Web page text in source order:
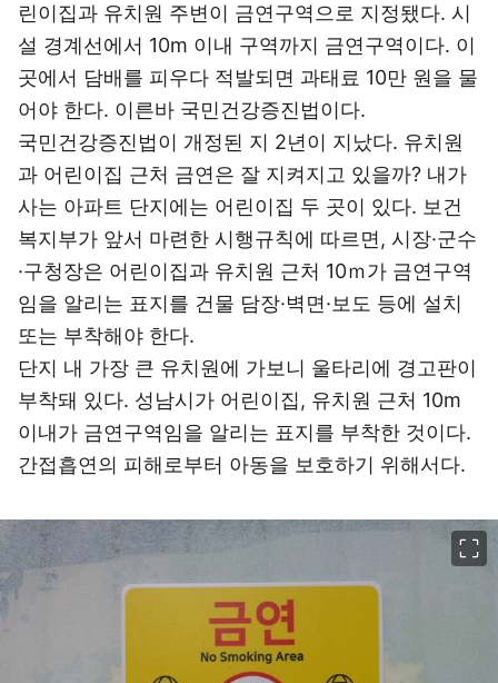
린이집과 유치원 주변이 금연구역으로 지정됐다. 시
설 경계선에서 10m 이내 구역까지 금연구역이다. 이
곳에서 담배를 피우다 적발되면 과태료 10만 원을 물
어야 한다. 이른바 국민건강증진법이다.
국민건강증진법이 개정된 지 2년이 지났다. 유치원
과 어린이집 근처 금연은 잘 지켜지고 있을까? 내가
사는 아파트 단지에는 어린이집 두 곳이 있다. 보건
복지부가 앞서 마련한 시행규칙에 따르면, 시장·군수
·구청장은 어린이집과 유치원 근처 10ｍ가 금연구역
임을 알리는 표지를 건물 담장·벽면·보도 등에 설치
또는 부착해야 한다.
단지 내 가장 큰 유치원에 가보니 울타리에 경고판이
부착돼 있다. 성남시가 어린이집, 유치원 근처 10m
이내가 금연구역임을 알리는 표지를 부착한 것이다.
간접흡연의 피해로부터 아동을 보호하기 위해서다.